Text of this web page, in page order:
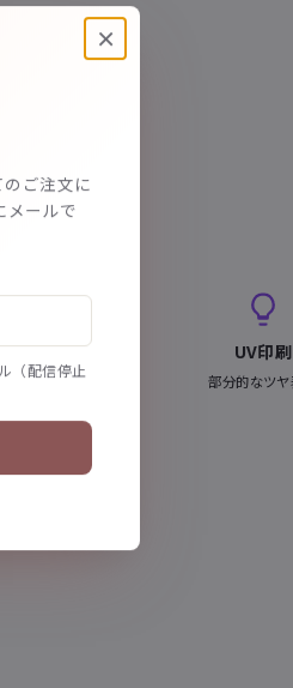
は無料です。
ト加工
ト選択可
UV印刷
部分的なツ
×
ご注文に
メールで
（配信停止